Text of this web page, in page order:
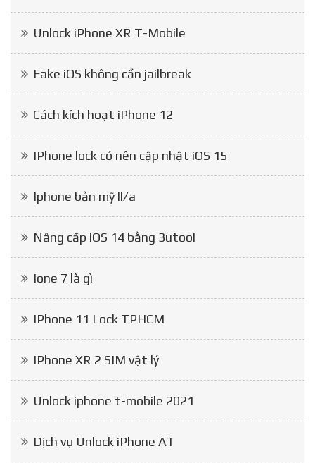
Unlock iPhone XR T-Mobile
Fake iOS không cần jailbreak
Cách kích hoạt iPhone 12
IPhone lock có nên cập nhật iOS 15
Iphone bản mỹ ll/a
Nâng cấp iOS 14 bằng 3utool
Ione 7 là gì
IPhone 11 Lock TPHCM
IPhone XR 2 SIM vật lý
Unlock iphone t-mobile 2021
Dịch vụ Unlock iPhone AT